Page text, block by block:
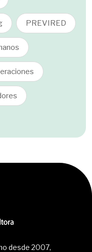
PREVIRED
desde 2007,